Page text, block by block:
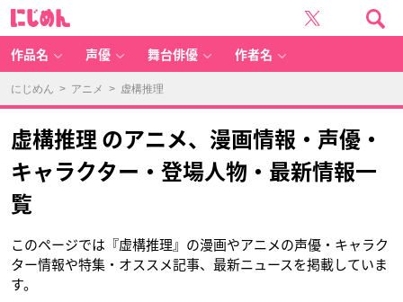
作品名 声優 舞台俳優 作者名
にじめん > アニメ > 虚構推理
虚構推理 のアニメ、漫画情報・声優・
キャラクター・登場人物・最新情報一
覧
このページでは『虚構推理』の漫画やアニメの声優・キャラク
ター情報や特集・オススメ記事、最新ニュースを掲載していま
す。